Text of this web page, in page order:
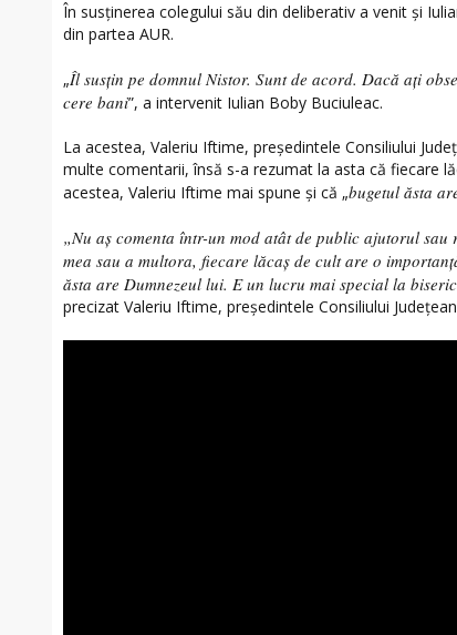
În susținerea colegului său din deliberativ a venit și
din partea AUR.
„Îl susțin pe domnul Nistor. Sunt de acord. Dacă ați
cere bani”, a intervenit Iulian Boby Buciuleac.
La acestea, Valeriu Iftime, președintele Consiliului
multe comentarii, însă s-a rezumat la asta că fiecare
acestea, Valeriu Iftime mai spune și că „bugetul ăsta
„Nu aș comenta într-un mod atât de public ajutorul
mea sau a multora, fiecare lăcaș de cult are o
ăsta are Dumnezeul lui. E un lucru mai special la
precizat Valeriu Iftime, președintele Consiliului